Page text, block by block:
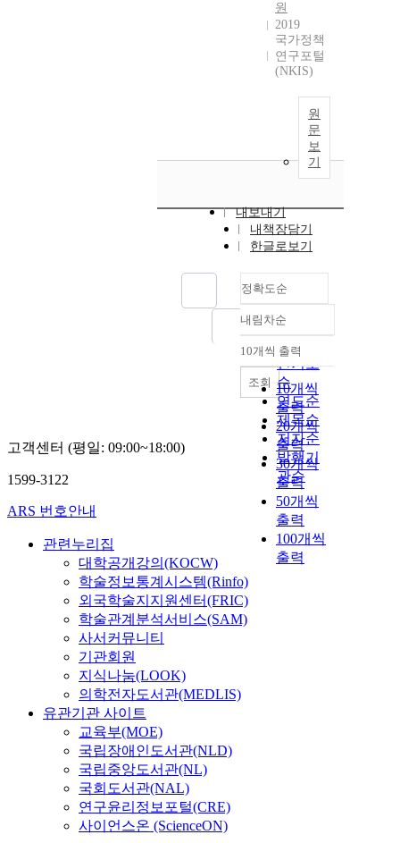
원
2019
국가정책
연구포털
(NKIS)
원
문
보
기
내보내기
내책장담기
한글로보기
정확도순
정확도
순
인기도
순
연도순
제목순
저자순
발행기
관순
내림차순
내림차순
10개씩 출력
10개씩
출력
20개씩
출력
30개씩
출력
50개씩
출력
100개씩
출력
조회
고객센터 (평일: 09:00~18:00)
1599-3122
ARS 번호안내
관련누리집
대학공개강의(KOCW)
학술정보통계시스템(Rinfo)
외국학술지지원센터(FRIC)
학술관계분석서비스(SAM)
사서커뮤니티
기관회원
지식나눔(LOOK)
의학전자도서관(MEDLIS)
유관기관 사이트
교육부(MOE)
국립장애인도서관(NLD)
국립중앙도서관(NL)
국회도서관(NAL)
연구윤리정보포털(CRE)
사이언스온 (ScienceON)